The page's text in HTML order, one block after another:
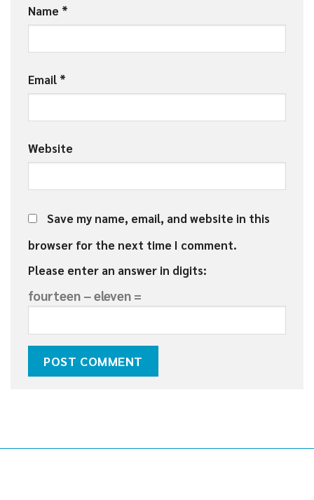
Name *
Email *
Website
Save my name, email, and website in this
browser for the next time I comment.
Please enter an answer in digits:
fourteen − eleven =